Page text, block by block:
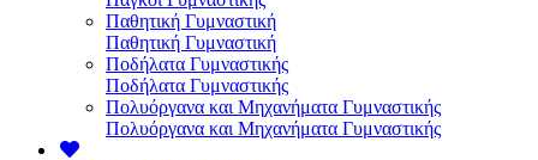
Παθητική Γυμναστική
Παθητική Γυμναστική
Ποδήλατα Γυμναστικής
Ποδήλατα Γυμναστικής
Πολυόργανα και Μηχανήματα Γυμναστικής
Πολυόργανα και Μηχανήματα Γυμναστικής